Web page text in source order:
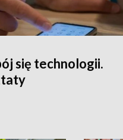
się technologii.